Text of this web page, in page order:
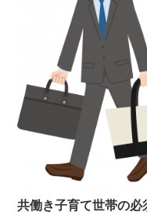
共働き子育て世帯の必